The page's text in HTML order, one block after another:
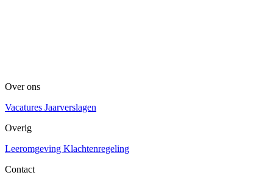
Over ons
Vacatures Jaarverslagen
Overig
Leeromgeving Klachtenregeling
Contact